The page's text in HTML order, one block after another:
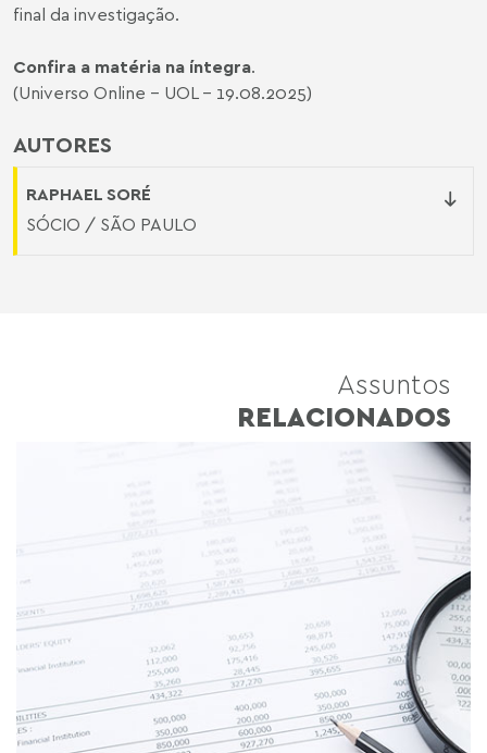
AUTORES
RAPHAEL SORÉ
SÓCIO / SÃO PAULO
final da investigação.
Confira a matéria na íntegra.
(Universo Online - UOL - 19.08.2025)
Assuntos
RELACIONADOS